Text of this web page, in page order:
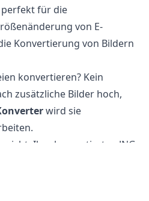
für die
von E-
Konvertierung von Bildern
konvertieren? Kein
zusätzliche Bilder hoch,
wird sie
nicht, Ihre konvertierten JNG